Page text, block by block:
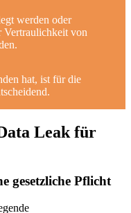
werden oder
Vertraulichkeit von
hat, ist für die
Leak für
gesetzliche Pflicht